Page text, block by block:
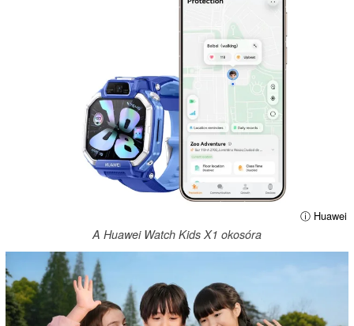
ⓘ Huawei
A Huawei Watch Kids X1 okosóra